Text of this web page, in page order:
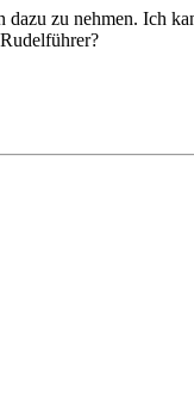
dazu zu nehmen. Ich